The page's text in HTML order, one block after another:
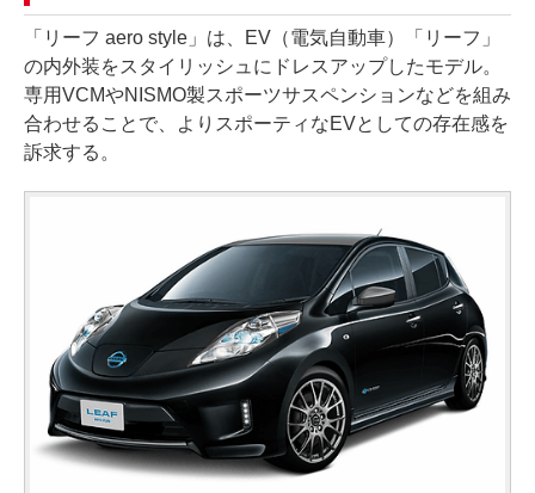
「リーフ aero style」は、EV（電気自動車）「リーフ」
の内外装をスタイリッシュにドレスアップしたモデル。
専用VCMやNISMO製スポーツサスペンションなどを組み
合わせることで、よりスポーティなEVとしての存在感を
訴求する。